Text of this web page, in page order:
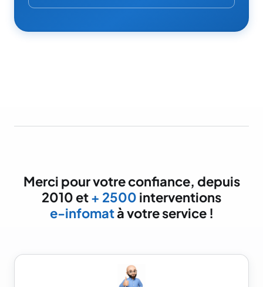
Merci pour votre confiance, depuis
2010 et+ 2500 interventions
e-infomatà votre service !